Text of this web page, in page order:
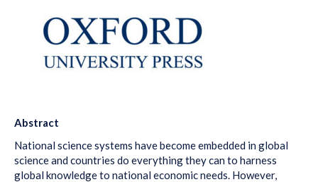
Abstract
National science systems have become embedded in global
science and countries do everything they can to harness
global knowledge to national economic needs. However,